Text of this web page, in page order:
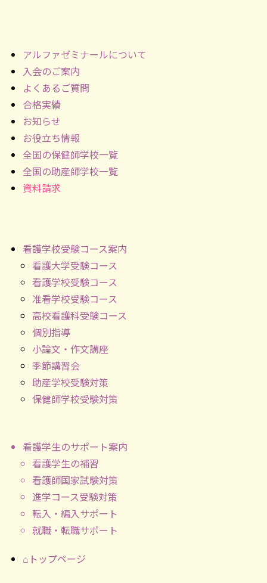
アルファゼミナールについて
入会のご案内
よくあるご質問
合格実績
お知らせ
お役立ち情報
全国の保健師学校一覧
全国の助産師学校一覧
資料請求
看護学校受験コース案内
看護大学受験コース
看護学校受験コース
准看学校受験コース
高校看護科受験コース
個別指導
小論文・作文講座
季節講習会
助産学校受験対策
保健師学校受験対策
看護学生のサポート案内
看護学生の補習
看護師国家試験対策
進学コース受験対策
転入・編入サポート
就職・転職サポート
⌂トップページ